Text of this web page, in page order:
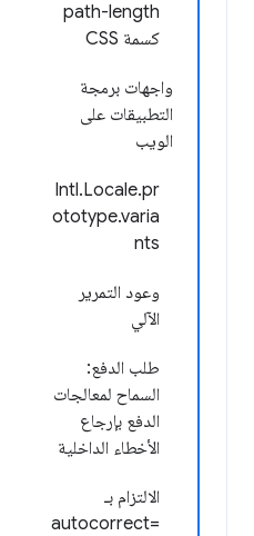
path-length
كسمة CSS
واجهات برمجة
التطبيقات على
الويب
Intl.Locale.pr
ototype.varia
nts
وعود التمرير
الآلي
طلب الدفع:
السماح لمعالجات
الدفع بإرجاع
الأخطاء الداخلية
الالتزام بـ
autocorrect=